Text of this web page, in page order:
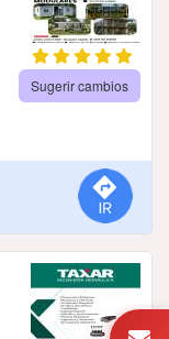
Sugerir cambios